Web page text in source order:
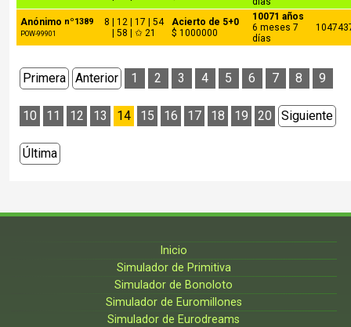
nº1389
Anónimo
POW-99901
8 | 12 | 17 | 54
| 58 | ✩ 21
Acierto de 5+0
$ 1000000
10071 años
6 meses 7
días
Primera Anterior 1 2 3 4 5 6 7 8 9
10 11 12 13 14 15 16 17 18 19 20 Siguiente
Última
Inicio
Simulador de Primitiva
Simulador de Bonoloto
Simulador de Euromillones
Simulador de Eurodreams